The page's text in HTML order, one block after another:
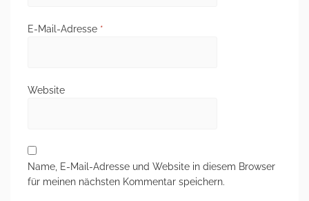
E-Mail-Adresse *
Website
Name, E-Mail-Adresse und Website in diesem Browser
für meinen nächsten Kommentar speichern.